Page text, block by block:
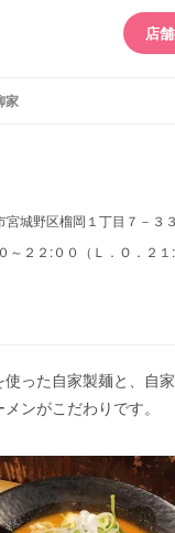
店
家
宮城野区榴岡１丁目７－３
～２２:００（Ｌ．Ｏ．２１:
った自家製麺と、自
ンがこだわりです。